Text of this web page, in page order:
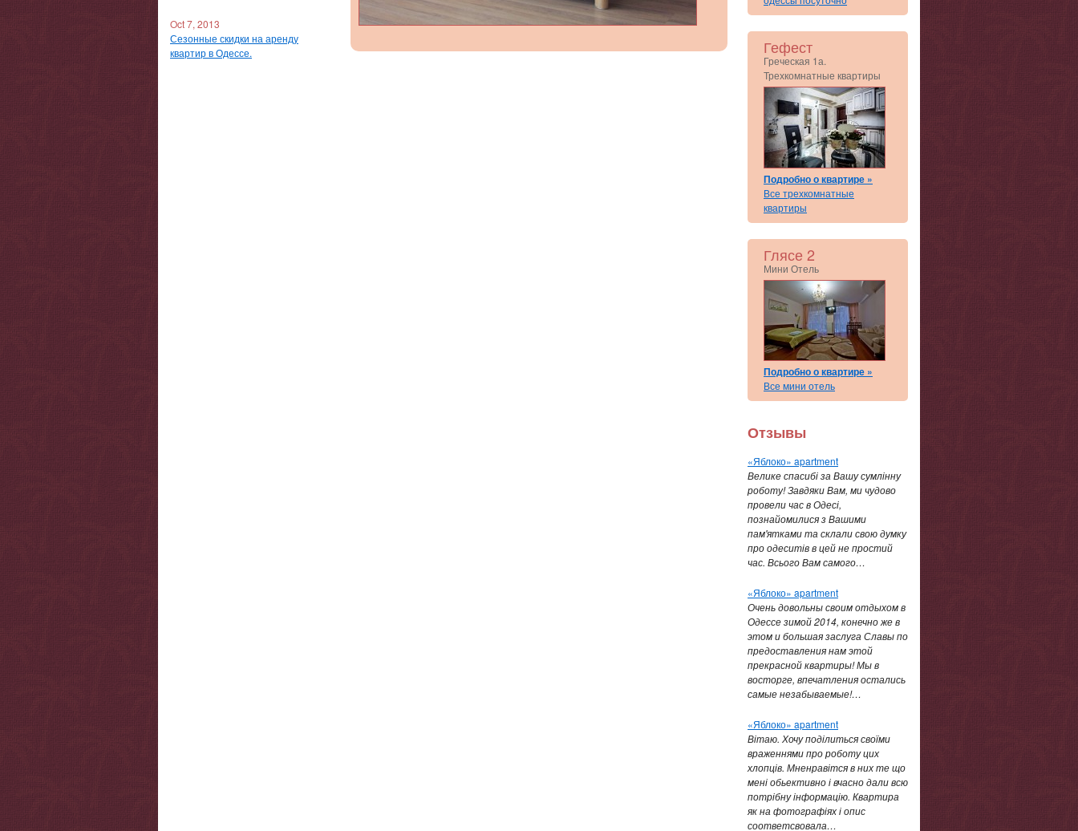
Oct 7, 2013
Сезонные скидки на аренду
квартир в Одессе.
Гефест
Греческая 1а.
Трехкомнатные квартиры
Подробно о квартире »
Все трехкомнатные
квартиры
Глясе 2
Мини Отель
Подробно о квартире »
Все мини отель
Отзывы
«Яблоко» apartment
Велике спасибі за Вашу сумлінну
роботу! Завдяки Вам, ми чудово
провели час в Одесі,
познайомилися з Вашими
пам'ятками та склали свою думку
про одеситів в цей не простий
час. Всього Вам самого…
«Яблоко» apartment
Очень довольны своим отдыхом в
Одессе зимой 2014, конечно же в
этом и большая заслуга Славы по
предоставления нам этой
прекрасной квартиры! Мы в
восторге, впечатления остались
самые незабываемые!…
«Яблоко» apartment
Вітаю. Хочу поділиться своїми
враженнями про роботу цих
хлопців. Мненравітся в них те що
мені обьективно і вчасно дали всю
потрібну інформацію. Квартира
як на фотографіях і опис
соответсвовала…